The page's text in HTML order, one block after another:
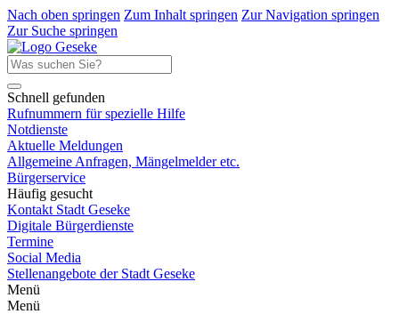
Nach oben springen Zum Inhalt springen Zur Navigation springen
Zur Suche springen
Schnell gefunden
Rufnummern für spezielle Hilfe
Notdienste
Aktuelle Meldungen
Allgemeine Anfragen, Mängelmelder etc.
Bürgerservice
Häufig gesucht
Kontakt Stadt Geseke
Digitale Bürgerdienste
Termine
Social Media
Stellenangebote der Stadt Geseke
Menü
Menü